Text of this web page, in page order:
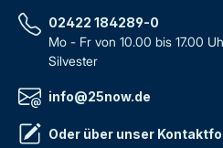
02422 184289-0
Mo - Fr von 10.00 bis 17.00
Silvester
info@25now.de
Oder über unser